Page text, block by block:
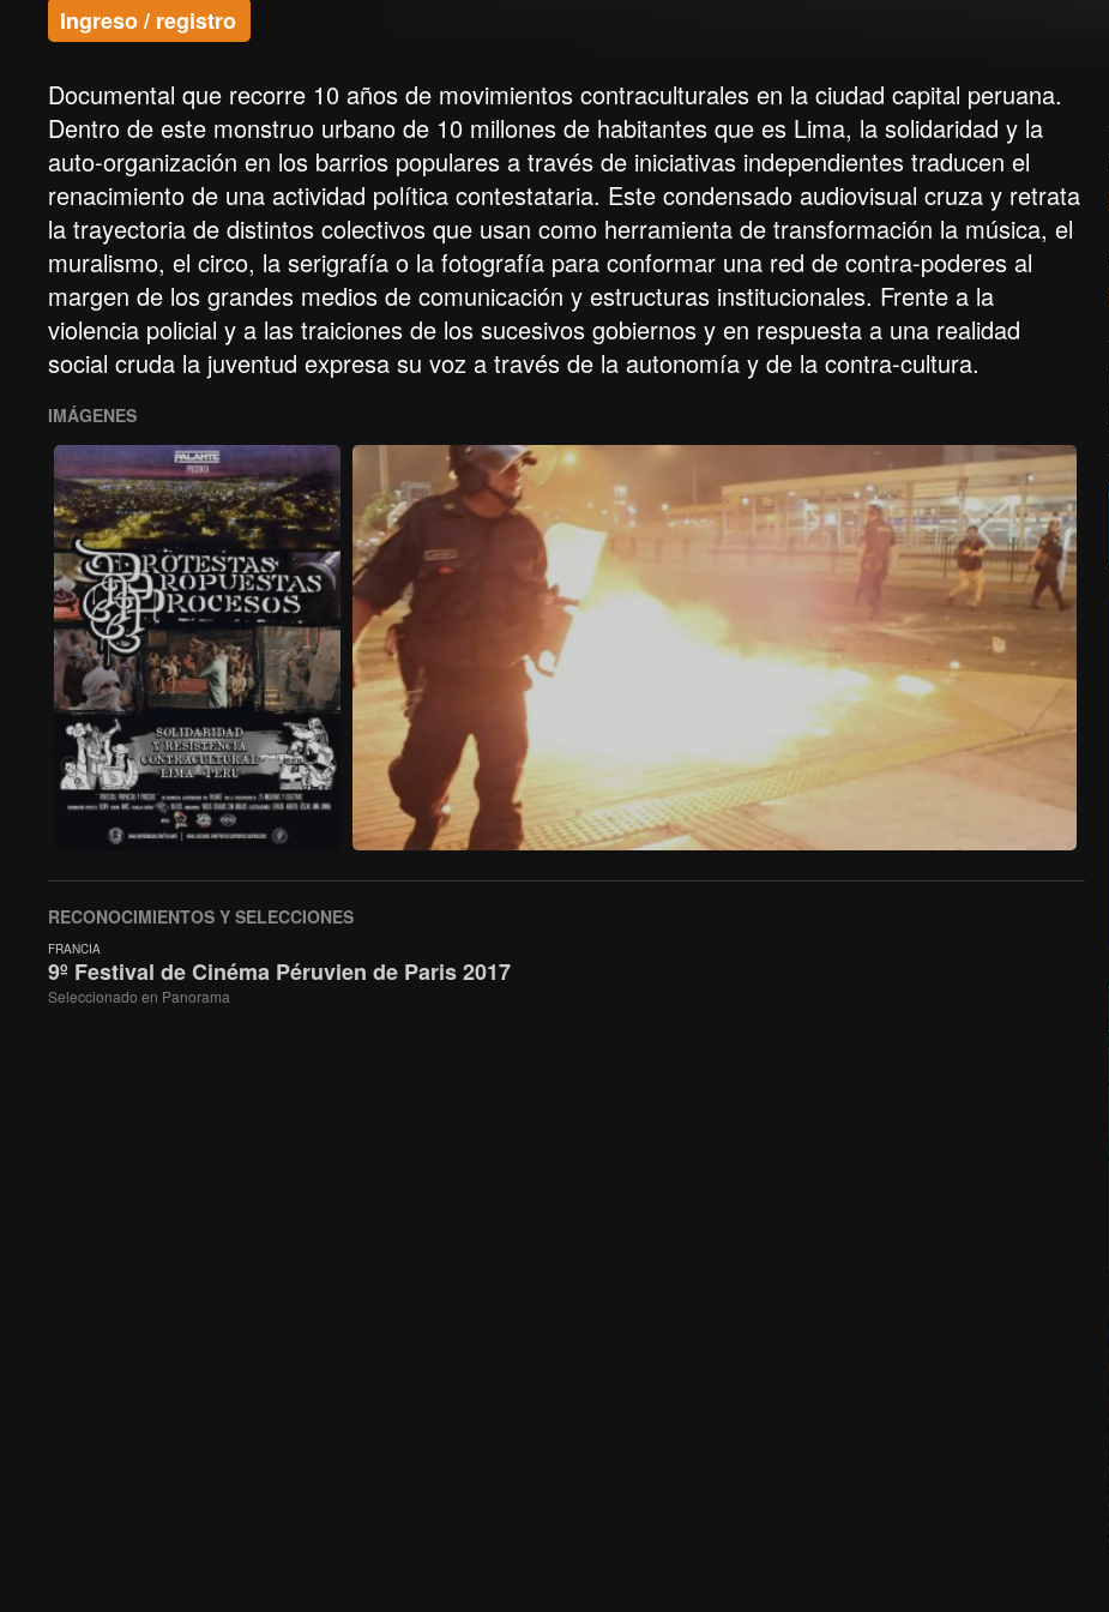
Ingreso / registro
Documental que recorre 10 años de movimientos contraculturales en la ciudad capital peruana.
Dentro de este monstruo urbano de 10 millones de habitantes que es Lima, la solidaridad y la
auto-organización en los barrios populares a través de iniciativas independientes traducen el
renacimiento de una actividad política contestataria. Este condensado audiovisual cruza y retrata
la trayectoria de distintos colectivos que usan como herramienta de transformación la música, el
muralismo, el circo, la serigrafía o la fotografía para conformar una red de contra-poderes al
margen de los grandes medios de comunicación y estructuras institucionales. Frente a la
violencia policial y a las traiciones de los sucesivos gobiernos y en respuesta a una realidad
social cruda la juventud expresa su voz a través de la autonomía y de la contra-cultura.
IMÁGENES
RECONOCIMIENTOS Y SELECCIONES
FRANCIA
9º Festival de Cinéma Péruvien de Paris 2017
Seleccionado en Panorama